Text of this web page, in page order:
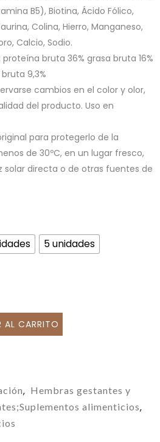
B5), Biotina, Ácido Fólico,
Colina, Hierro, Manganeso,
Calcio, Sodio.
bruta 36% grasa bruta 16%
9,3%
cambios en el color y olor,
del producto. Uso en
para protegerlo de la
de 30ºC, en un lugar fresco,
solar directa o de otras fuentes de
5 unidades
AL CARRITO
, Hembras gestantes y
alimenticios,